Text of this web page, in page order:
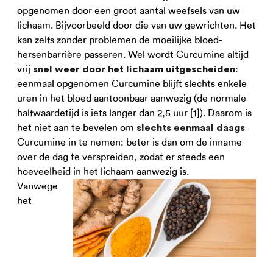
opgenomen door een groot aantal weefsels van uw
lichaam. Bijvoorbeeld door die van uw gewrichten. Het
kan zelfs zonder problemen de moeilijke bloed-
hersenbarrière passeren. Wel wordt Curcumine altijd
vrij snel weer door het lichaam uitgescheiden:
eenmaal opgenomen Curcumine blijft slechts enkele
uren in het bloed aantoonbaar aanwezig (de normale
halfwaardetijd is iets langer dan 2,5 uur [1]). Daarom is
het niet aan te bevelen om slechts eenmaal daags
Curcumine in te nemen: beter is dan om de inname
over de dag te verspreiden, zodat er steeds een
hoeveelheid in het lichaam aanwezig is.
Vanwege
het